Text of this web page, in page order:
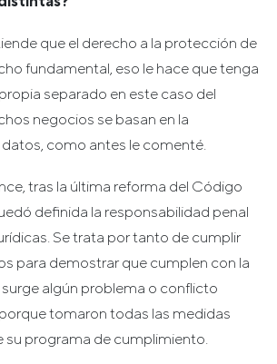
que el derecho a la protección de
fundamental, eso le hace que tenga
separado en este caso del
negocios se basan en la
como antes le comenté.
tras la última reforma del Código
definida la responsabilidad penal
Se trata por tanto de cumplir
para demostrar que cumplen con la
surge algún problema o conflicto
tomaron todas las medidas
su programa de cumplimiento.